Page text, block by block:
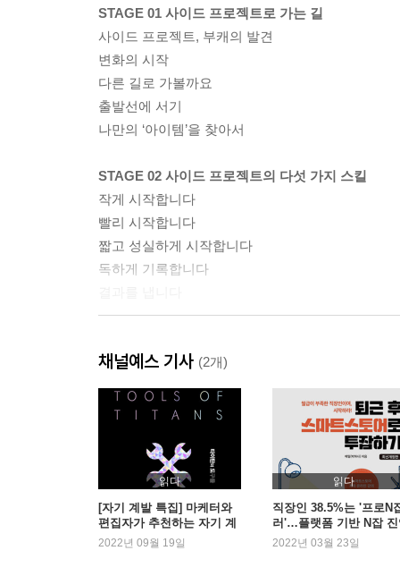
STAGE 01 사이드 프로젝트로 가는 길
사이드 프로젝트, 부캐의 발견
변화의 시작
다른 길로 가볼까요
출발선에 서기
나만의 ‘아이템’을 찾아서
STAGE 02 사이드 프로젝트의 다섯 가지 스킬
작게 시작합니다
빨리 시작합니다
짧고 성실하게 시작합니다
독하게 기록합니다
나보다 상황을 믿자 : 시간
나보다 상황을 믿자 : 공간
나보다 상황을 믿자 : 사람
사이드 프로젝트가 지칠 때 북돋우는 팁
STAGE 04 사이드 프로젝트의 완성을 향해
사이드 프로젝트로 ‘퍼스널 브랜딩’ 하기
사이드 프로젝트로 ‘비즈니스’ 하기
채널예스 기사 (2개)
읽다
[자기 계발 특집] 마케터와
편집자가 추천하는 자기 계
발서
2022년 09월 19일
읽다
직장인 38.5%는 '프로N
러'…플랫폼 기반 N잡 진
늘며 관련서 성장세
2022년 03월 23일